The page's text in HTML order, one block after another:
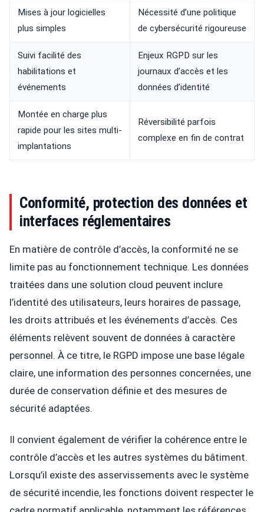
Mises à jour logicielles
plus simples
Nécessité d’une politique
de cybersécurité rigoureuse
Suivi facilité des
habilitations et
événements
Enjeux RGPD sur les
journaux d’accès et les
données d’identité
Montée en charge plus
rapide pour les sites multi-
implantations
Réversibilité parfois
complexe en fin de contrat
Conformité, protection des données et
interfaces réglementaires
En matière de contrôle d’accès, la conformité ne se
limite pas au fonctionnement technique. Les données
traitées dans une solution cloud peuvent inclure
l’identité des utilisateurs, leurs horaires de passage,
les droits attribués et les événements d’accès. Ces
éléments relèvent souvent de données à caractère
personnel. À ce titre, le RGPD impose une base légale
claire, une information des personnes concernées, une
durée de conservation définie et des mesures de
sécurité adaptées.
Il convient également de vérifier la cohérence entre le
contrôle d’accès et les autres systèmes du bâtiment.
Lorsqu’il existe des asservissements avec le système
de sécurité incendie, les fonctions doivent respecter le